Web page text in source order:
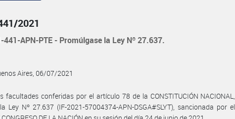
2021
441-APN-PTE - Promúlgase la Ley Nº 27.637.
Aires, 06/07/2021
facultades conferidas por el artículo 78 de la CONSTITUCIÓN NACIONAL,
Ley Nº 27.637 (IF-2021-57004374-APN-DSGA#SLYT), sancionada por el